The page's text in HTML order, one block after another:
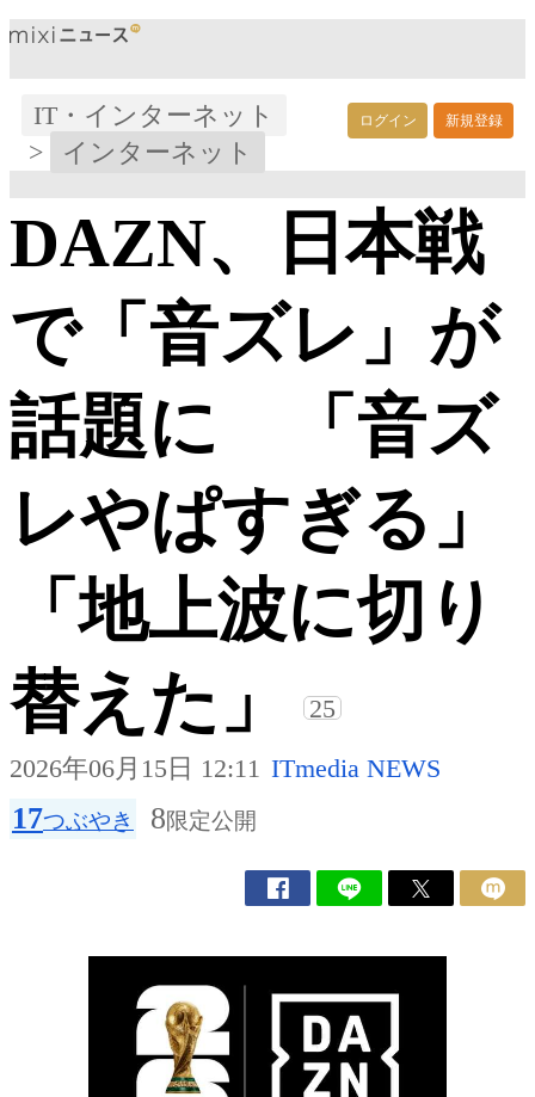
ログイン 新規登録
IT・インターネット
>
インターネット
DAZN、日本戦
で「音ズレ」が
話題に 「音ズ
レやぱすぎる」
「地上波に切り
替えた」
25
2026年06月15日 12:11 ITmedia NEWS
17つぶやき 8限定公開